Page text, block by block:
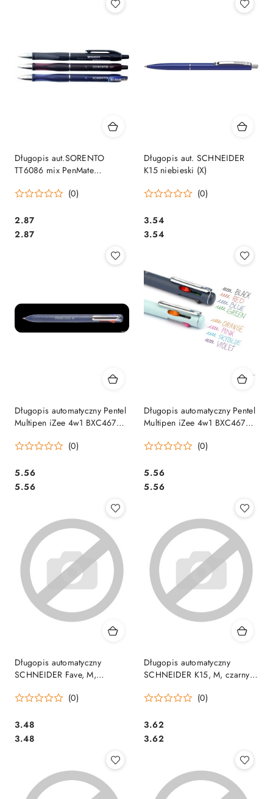
Długopis aut.SORENTO
TT6086 mix PenMate
(0)
Cena:
2.87
Cena:
2.87
Długopis aut. SCHNEIDER
K15 niebieski (X)
(0)
Cena:
3.54
Cena:
3.54
Długopis automatyczny Pentel
Multipen iZee 4w1 BXC467
(0)
Cena:
5.56
Cena:
5.56
Długopis automatyczny Pentel
Multipen iZee 4w1 BXC467
(0)
Cena:
5.56
Cena:
5.56
Długopis automatyczny
SCHNEIDER Fave, M,
(0)
Cena:
3.48
Cena:
3.48
Długopis automatyczny
SCHNEIDER K15, M, czarny,
(0)
Cena:
3.62
Cena:
3.62